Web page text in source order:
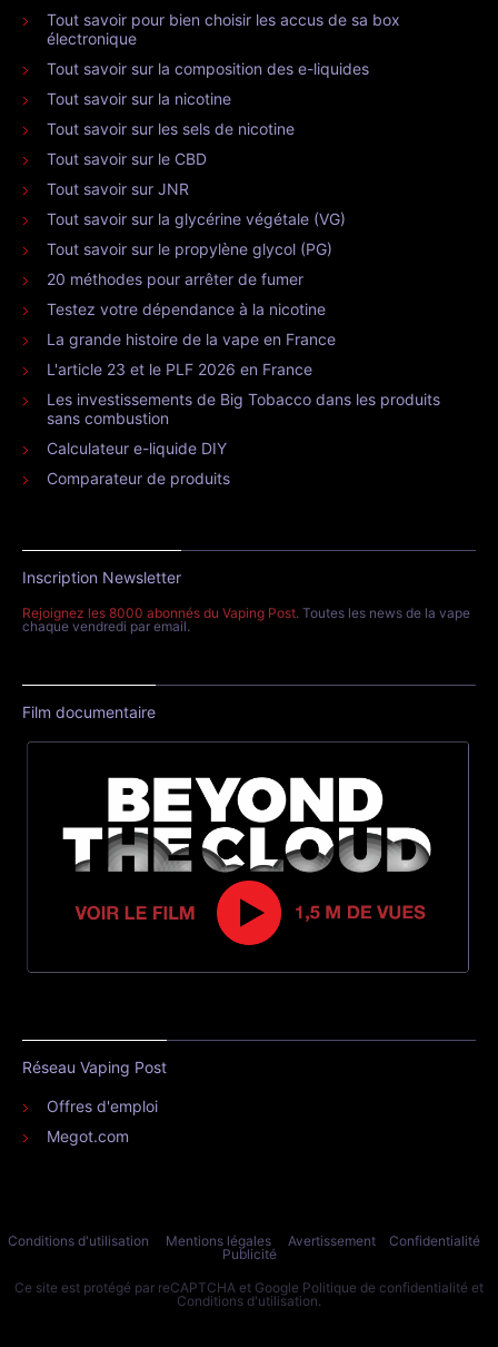
Tout savoir pour bien choisir les accus de sa box
électronique
Tout savoir sur la composition des e-liquides
Tout savoir sur la nicotine
Tout savoir sur les sels de nicotine
Tout savoir sur le CBD
Tout savoir sur JNR
Tout savoir sur la glycérine végétale (VG)
Tout savoir sur le propylène glycol (PG)
20 méthodes pour arrêter de fumer
Testez votre dépendance à la nicotine
La grande histoire de la vape en France
L'article 23 et le PLF 2026 en France
Les investissements de Big Tobacco dans les produits
sans combustion
Calculateur e-liquide DIY
Comparateur de produits
Inscription Newsletter
Rejoignez les 8000 abonnés du Vaping Post. Toutes les news de la vape
chaque vendredi par email.
Film documentaire
Réseau Vaping Post
Offres d'emploi
Megot.com
Conditions d'utilisation Mentions légales Avertissement
Confidentialité
Publicité
Ce site est protégé par reCAPTCHA et Google Politique de confidentialité et
Conditions d'utilisation.